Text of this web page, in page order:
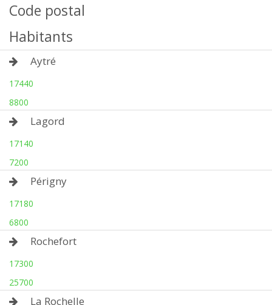
Code postal
Habitants
Aytré
17440
8800
Lagord
17140
7200
Périgny
17180
6800
Rochefort
17300
25700
La Rochelle